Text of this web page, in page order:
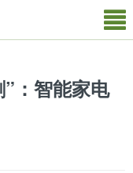
：智能家电